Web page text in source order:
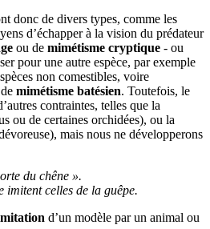
donc de divers types, comme les
d’échapper à la vision du prédateur
ou de mimétisme cryptique - ou
pour une autre espèce, par exemple
non comestibles, voire
mimétisme batésien. Toutefois, le
contraintes, telles que la
ou de certaines orchidées), ou la
mais nous ne développerons
du chêne ».
imitent celles de la guêpe.
d’un modèle par un animal ou